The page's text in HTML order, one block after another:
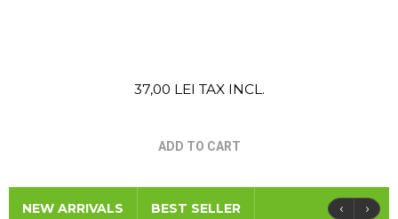
37,00 LEI TAX INCL.
ADD TO CART
NEW ARRIVALS BEST SELLER ‹ ›